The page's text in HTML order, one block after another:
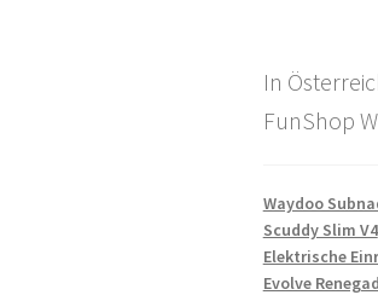
In
FunShop
Waydoo
Scuddy Slim V4
Elektrische
Evolve